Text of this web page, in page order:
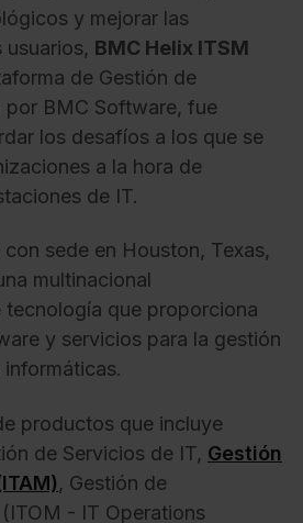
y mejorar las
usuarios, BMC Helix ITSM
de Gestión de
por BMC Software, fue
los desafíos a los que se
a la hora de
de IT.
con sede en Houston, Texas,
multinacional
tecnología que proporciona
y servicios para la gestión
productos que incluye
de Servicios de IT, Gestión
, Gestión de
- IT Operations